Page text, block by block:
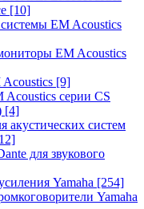
[10]
EM Acoustics
EM Acoustics
[9]
серии CS
[4]
акустических систем
для звукового
Yamaha [254]
Yamaha